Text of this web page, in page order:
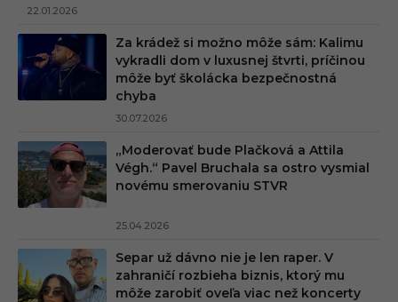
22.01.2026
Za krádež si možno môže sám: Kalimu
vykradli dom v luxusnej štvrti, príčinou
môže byť školácka bezpečnostná
chyba
30.07.2026
„Moderovať bude Plačková a Attila
Végh.“ Pavel Bruchala sa ostro vysmial
novému smerovaniu STVR
25.04.2026
Separ už dávno nie je len raper. V
zahraničí rozbieha biznis, ktorý mu
môže zarobiť oveľa viac než koncerty